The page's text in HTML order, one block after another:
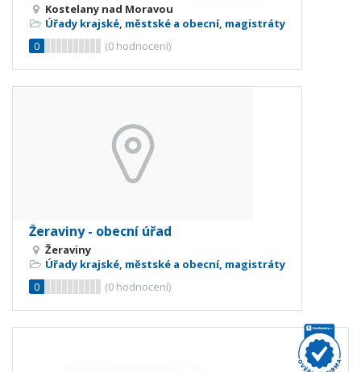
Kostelany nad Moravou
Úřady krajské, městské a obecní, magistráty
0
(0 hodnocení)
Žeraviny - obecní úřad
Žeraviny
Úřady krajské, městské a obecní, magistráty
0
(0 hodnocení)